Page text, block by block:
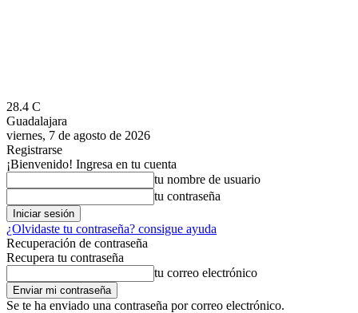
28.4 C
Guadalajara
viernes, 7 de agosto de 2026
Registrarse
¡Bienvenido! Ingresa en tu cuenta
tu nombre de usuario
tu contraseña
¿Olvidaste tu contraseña? consigue ayuda
Recuperación de contraseña
Recupera tu contraseña
tu correo electrónico
Se te ha enviado una contraseña por correo electrónico.